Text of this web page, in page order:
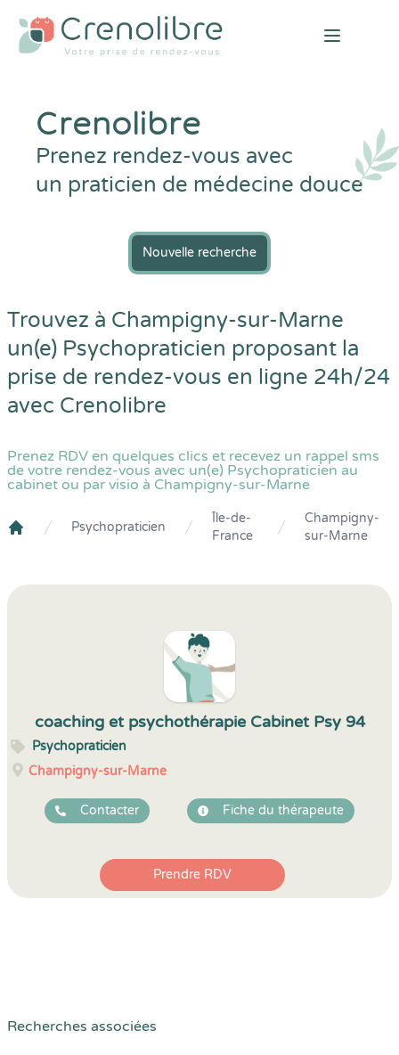
Open
Crenolibre
Prenez rendez-vous avec
un praticien de médecine douce
Nouvelle recherche
Trouvez à Champigny-sur-Marne
un(e) Psychopraticien proposant la
prise de rendez-vous en ligne 24h/24
avec Crenolibre
Prenez RDV en quelques clics et recevez un rappel sms
de votre rendez-vous avec un(e) Psychopraticien au
cabinet ou par visio à Champigny-sur-Marne
Psychopraticien
Île-de-
France
Champigny-
sur-Marne
coaching et psychothérapie Cabinet Psy 94
Psychopraticien
Champigny-sur-Marne
Contacter Fiche du thérapeute
Prendre RDV
Recherches associées